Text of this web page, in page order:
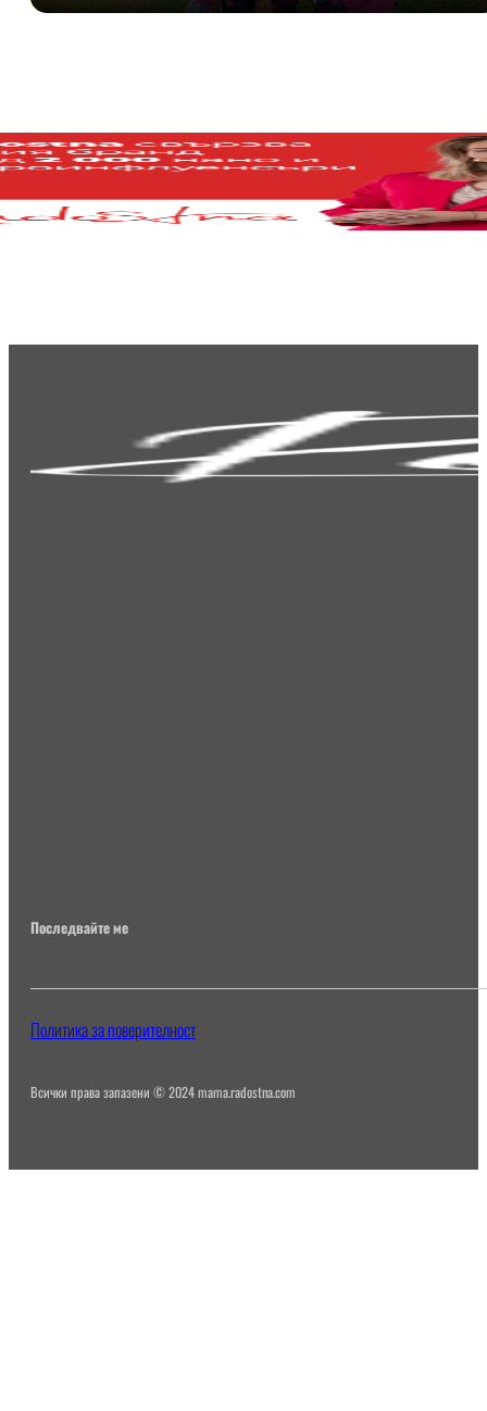
Последвайте ме
Всички права запазени © 2024 mama.radostna.com
Политика за поверителност